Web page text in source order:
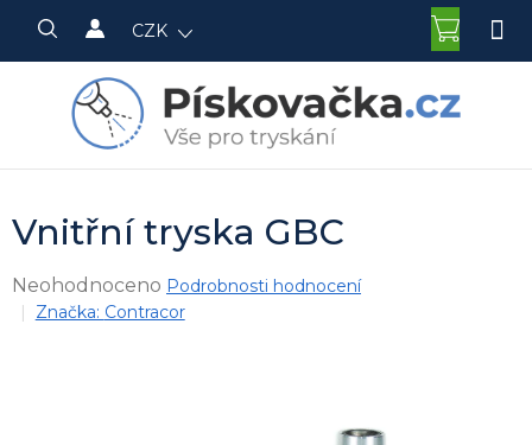
obsah
CZK
KOŠÍK
Vnitřní tryska GBC
Průměrné
hodnocení
Neohodnoceno Podrobnosti hodnocení
Značka: Contracor